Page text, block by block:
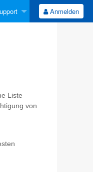
Anmelden
Liste
von